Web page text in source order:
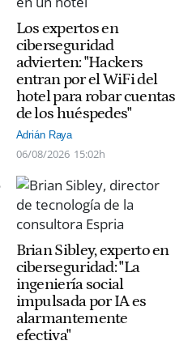
Los expertos en
ciberseguridad
advierten: "Hackers
entran por el WiFi del
hotel para robar cuentas
de los huéspedes"
Adrián Raya
06/08/2026 15:02h
Brian Sibley, experto en
ciberseguridad: "La
ingeniería social
impulsada por IA es
alarmantemente
efectiva"